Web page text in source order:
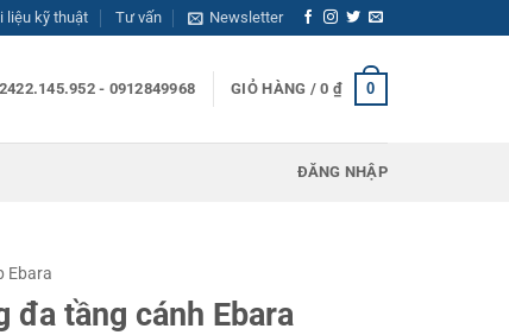
liệu kỹ thuật Tư vấn Newsletter
- 0912849968 GIỎ HÀNG /0 ₫ 0
ĐĂNG NHẬP
Ebara
tầng cánh Ebara